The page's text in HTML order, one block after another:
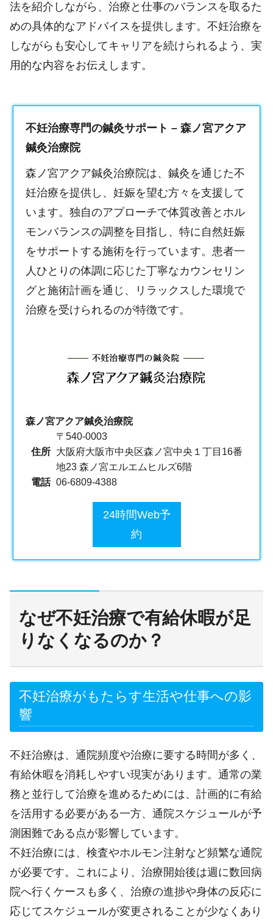
法を紹介しながら、治療と仕事のバランスを取るた
めの具体的なアドバイスを提供します。不妊治療を
しながらも安心してキャリアを続けられるよう、実
用的な内容をお伝えします。
不妊治療専門の鍼灸サポート – 森ノ宮アクア
鍼灸治療院
森ノ宮アクア鍼灸治療院は、鍼灸を通じた不
妊治療を提供し、妊娠を望む方々を支援して
います。独自のアプローチで体質改善とホル
モンバランスの調整を目指し、特に自然妊娠
をサポートする施術を行っています。患者一
人ひとりの体調に応じた丁寧なカウンセリン
グと施術計画を通じ、リラックスした環境で
治療を受けられるのが特徴です。
森ノ宮アクア鍼灸治療院
住所
〒540-0003
大阪府大阪市中央区森ノ宮中央１丁目16番
地23 森ノ宮エルエムヒルズ6階
電話 06-6809-4388
24時間Web予
約
なぜ不妊治療で有給休暇が足
りなくなるのか？
不妊治療がもたらす生活や仕事への影
響
不妊治療は、通院頻度や治療に要する時間が多く、
有給休暇を消耗しやすい現実があります。通常の業
務と並行して治療を進めるためには、計画的に有給
を活用する必要がある一方、通院スケジュールが予
測困難である点が影響しています。
不妊治療には、検査やホルモン注射など頻繁な通院
が必要です。これにより、治療開始後は週に数回病
院へ行くケースも多く、治療の進捗や身体の反応に
応じてスケジュールが変更されることが少なくあり